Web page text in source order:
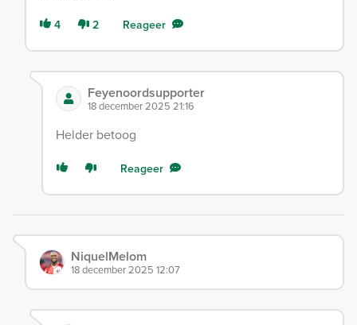
4 2 Reageer
Feyenoordsupporter
18 december 2025 21:16
Helder betoog
Reageer
NiquelMelom
18 december 2025 12:07